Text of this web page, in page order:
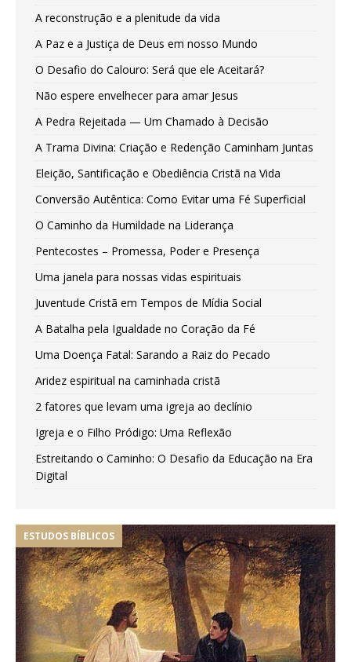
A reconstrução e a plenitude da vida
A Paz e a Justiça de Deus em nosso Mundo
O Desafio do Calouro: Será que ele Aceitará?
Não espere envelhecer para amar Jesus
A Pedra Rejeitada — Um Chamado à Decisão
A Trama Divina: Criação e Redenção Caminham Juntas
Eleição, Santificação e Obediência Cristã na Vida
Conversão Autêntica: Como Evitar uma Fé Superficial
O Caminho da Humildade na Liderança
Pentecostes – Promessa, Poder e Presença
Uma janela para nossas vidas espirituais
Juventude Cristã em Tempos de Mídia Social
A Batalha pela Igualdade no Coração da Fé
Uma Doença Fatal: Sarando a Raiz do Pecado
Aridez espiritual na caminhada cristã
2 fatores que levam uma igreja ao declínio
Igreja e o Filho Pródigo: Uma Reflexão
Estreitando o Caminho: O Desafio da Educação na Era
Digital
ESTUDOS BÍBLICOS